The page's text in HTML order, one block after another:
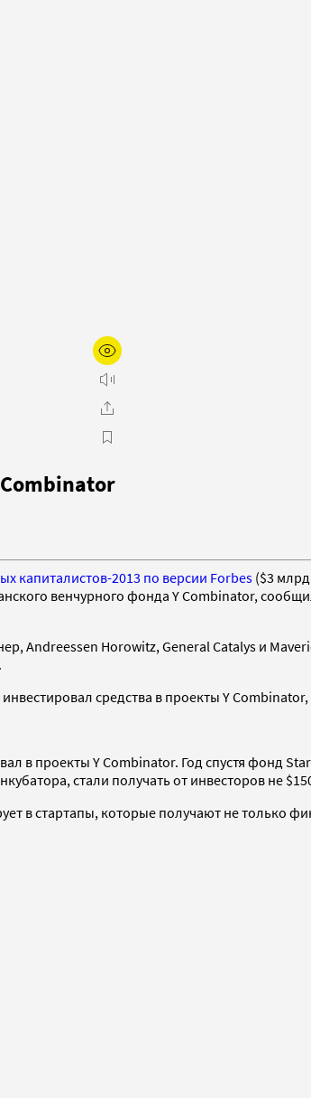
капиталистов-2013 по версии Forbes ($3
венчурного фонда Y Combinator,
Andreessen Horowitz, General Catalys и
средства в проекты Y
в проекты Y Combinator. Год спустя фонд
стали получать от инвесторов не
в стартапы, которые получают не только